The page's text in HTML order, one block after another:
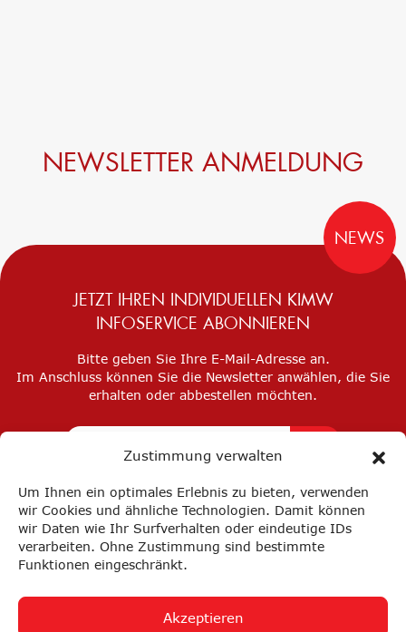
Zustimmung verwalten
Um Ihnen ein optimales Erlebnis zu bieten, verwenden
wir Cookies und ähnliche Technologien. Damit können
wir Daten wie Ihr Surfverhalten oder eindeutige IDs
verarbeiten. Ohne Zustimmung sind bestimmte
Funktionen eingeschränkt.
Akzeptieren
NEWSLETTER ANMELDUNG
NEWS
JETZT IHREN INDIVIDUELLEN KIMW
INFOSERVICE ABONNIEREN
Bitte geben Sie Ihre E-Mail-Adresse an.
Im Anschluss können Sie die Newsletter anwählen, die Sie
erhalten oder abbestellen möchten.